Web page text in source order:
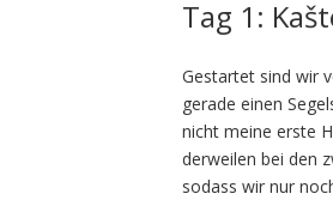
Tag 1:
Gestartet sind wir
gerade einen
nicht meine erste
derweilen bei den
sodass wir nur